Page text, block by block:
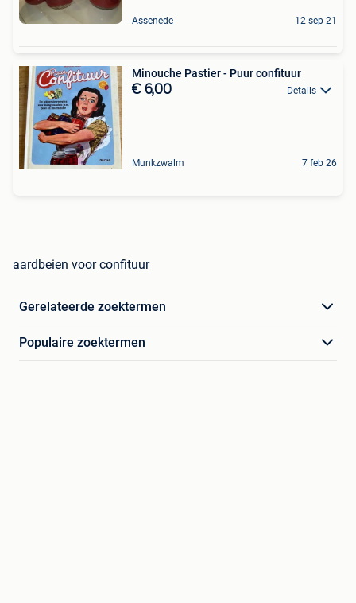
Assenede 12 sep 21
Minouche Pastier - Puur confituur
€ 6,00 Details
Munkzwalm 7 feb 26
aardbeien voor confituur
Gerelateerde zoektermen
Populaire zoektermen